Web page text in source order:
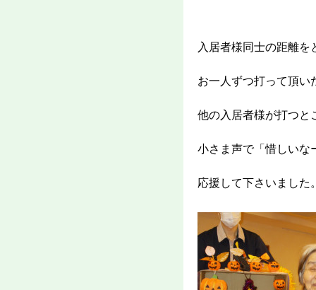
入居者様同士の距離を
お一人ずつ打って頂い
他の入居者様が打つと
小さま声で「惜しいな
応援して下さいました